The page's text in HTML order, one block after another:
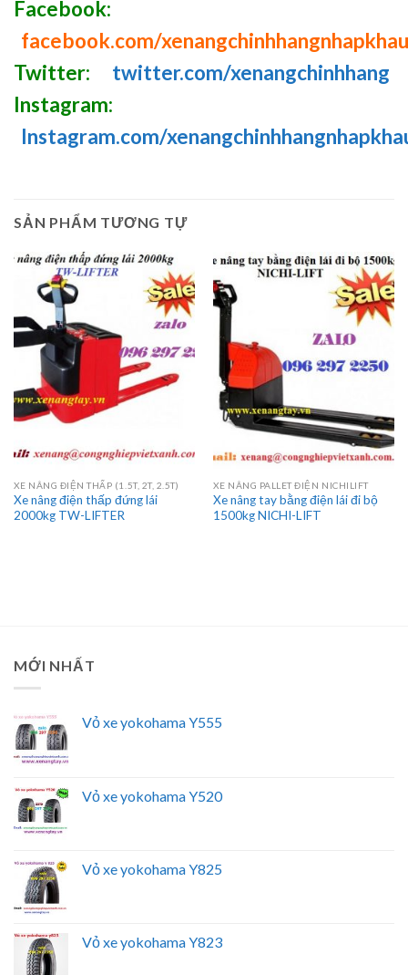
Facebook:
facebook.com/xenangchinhhangnhapkhau
Twitter:
twitter.com/xenangchinhhang
Instagram:
Instagram.com/
SẢN PHẨM TƯƠNG TỰ
XE NÂNG ĐIỆN THẤP (1.5T, 2T, 2.5T)
Xe nâng điện thấp đứng lái
2000kg TW-LIFTER
XE NÂNG PALLET ĐIỆN NICHILIFT
Xe nâng tay bằng điện lái đi bộ
1500kg NICHI-LIFT
MỚI NHẤT
Vỏ xe yokohama Y555
Vỏ xe yokohama Y520
Vỏ xe yokohama Y825
Vỏ xe yokohama Y823